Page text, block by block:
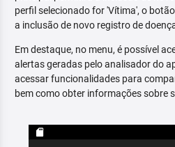
perfil selecionado for 'Vítima', o
a inclusão de novo registro de
Em destaque, no menu, é possível
alertas geradas pelo analisador do
acessar funcionalidades para
bem como obter informações sobre